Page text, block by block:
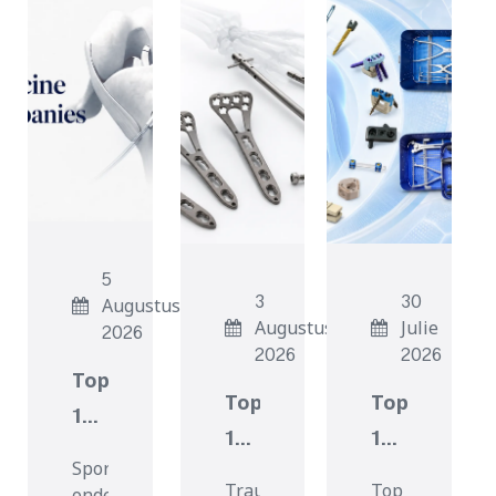
5
Augustus
2026
Top
10
van
Sportgeneeskundemaatskappye
3
Augustus
2026
Top
11
Trauma-
30
Julie
2026
Top
13
Top